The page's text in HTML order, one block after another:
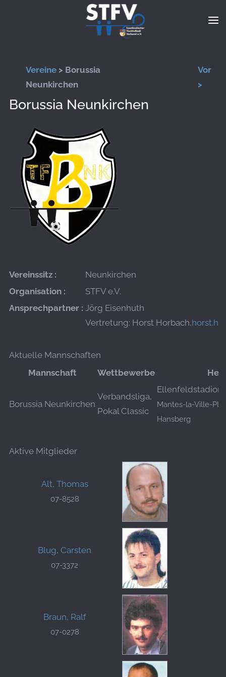
Zum Hauptinhalt springen
Vereine > Borussia
Neunkirchen
Vor
>
Borussia Neunkirchen
Vereinssitz :
Neunkirchen
Organisation :
STFV e.V.
Ansprechpartner : Jörg Eisenhuth
Vertretung: Horst Horbach,
Aktuelle Mannschaften
Mannschaft
Wettbewerbe
Borussia Neunkirchen
Verbandsliga,
Pokal Classic
Ellenfeldstadion
Mantes-la-Ville-
Hansberg
Aktive Mitglieder
Alt, Thomas
07-8528
Blug, Carsten
07-3372
Braun, Ralf
07-0278